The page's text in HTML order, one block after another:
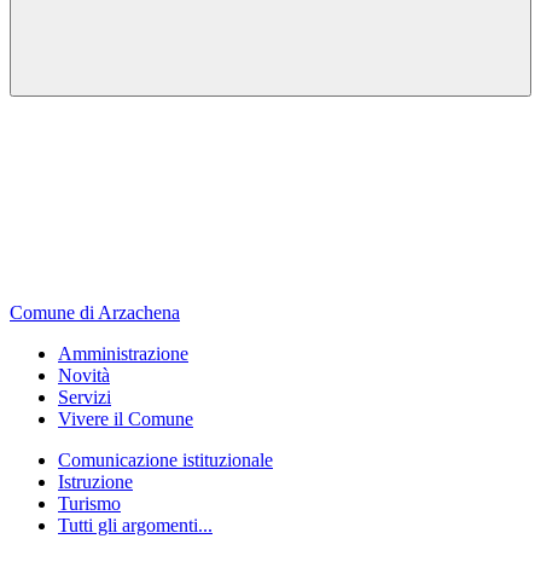
Comune di Arzachena
Amministrazione
Novità
Servizi
Vivere il Comune
Comunicazione istituzionale
Istruzione
Turismo
Tutti gli argomenti...